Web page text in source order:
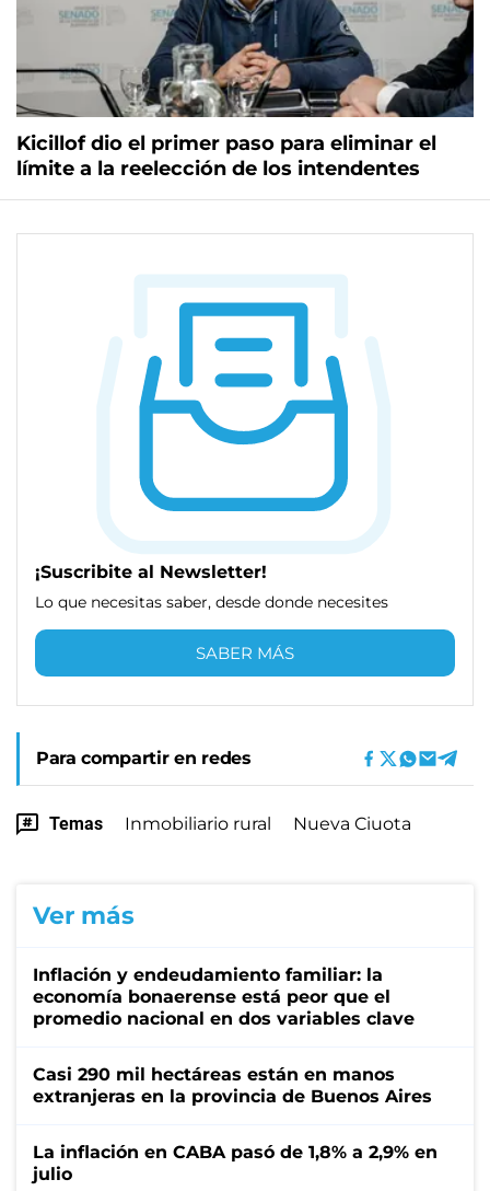
Kicillof dio el primer paso para eliminar el
límite a la reelección de los intendentes
¡Suscribite al Newsletter!
Lo que necesitas saber, desde donde necesites
SABER MÁS
Para compartir en redes
Temas Inmobiliario rural Nueva Ciuota
Ver más
Inflación y endeudamiento familiar: la
economía bonaerense está peor que el
promedio nacional en dos variables clave
Casi 290 mil hectáreas están en manos
extranjeras en la provincia de Buenos Aires
La inflación en CABA pasó de 1,8% a 2,9% en
julio